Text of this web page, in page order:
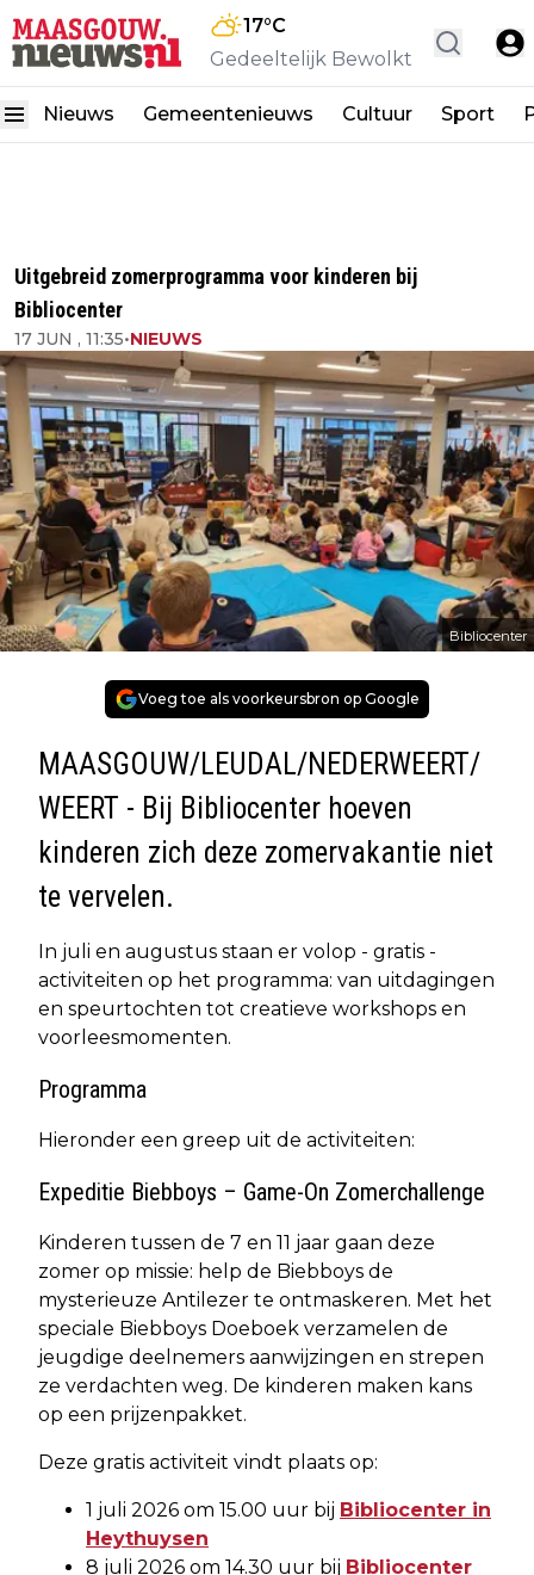
17°C
Gedeeltelijk Bewolkt
Nieuws Gemeentenieuws Cultuur Sport
Uitgebreid zomerprogramma voor kinderen bij
Bibliocenter
17 JUN , 11:35•NIEUWS
Bibliocenter
Voeg toe als voorkeursbron op Google
MAASGOUW/LEUDAL/NEDERWEERT/
WEERT - Bij Bibliocenter hoeven
kinderen zich deze zomervakantie niet
te vervelen.
In juli en augustus staan er volop - gratis -
activiteiten op het programma: van uitdagingen
en speurtochten tot creatieve workshops en
voorleesmomenten.
Programma
Hieronder een greep uit de activiteiten:
Expeditie Biebboys – Game-On Zomerchallenge
Kinderen tussen de 7 en 11 jaar gaan deze
zomer op missie: help de Biebboys de
mysterieuze Antilezer te ontmaskeren. Met het
speciale Biebboys Doeboek verzamelen de
jeugdige deelnemers aanwijzingen en strepen
ze verdachten weg. De kinderen maken kans
op een prijzenpakket.
Deze gratis activiteit vindt plaats op:
1 juli 2026 om 15.00 uur bij Bibliocenter in
Heythuysen
8 juli 2026 om 14.30 uur bij Bibliocenter